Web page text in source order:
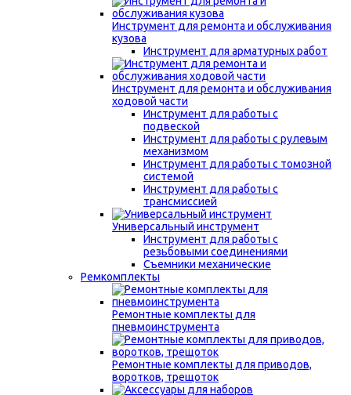
Инструмент для ремонта и обслуживания
кузова
Инструмент для арматурных работ
Инструмент для ремонта и обслуживания
ходовой части
Инструмент для работы с
подвеской
Инструмент для работы с рулевым
механизмом
Инструмент для работы с томозной
системой
Инструмент для работы с
трансмиссией
Универсальный инструмент
Инструмент для работы с
резьбовыми соединениями
Съемники механические
Ремкомплекты
Ремонтные комплекты для
пневмоинструмента
Ремонтные комплекты для приводов,
воротков, трещоток